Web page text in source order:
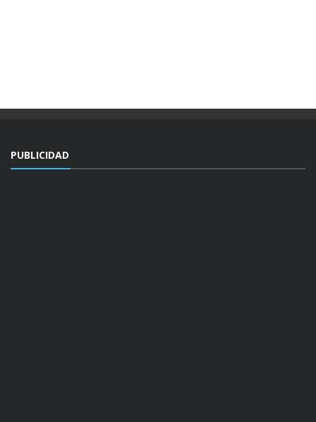
PUBLICIDAD